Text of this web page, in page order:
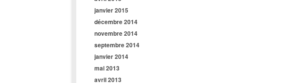
janvier 2015
décembre 2014
novembre 2014
septembre 2014
janvier 2014
mai 2013
avril 2013